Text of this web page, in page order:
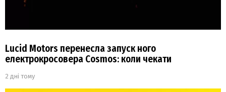
Lucid Motors перенесла запуск ного
електрокросовера Cosmos: коли чекати
2 дні тому